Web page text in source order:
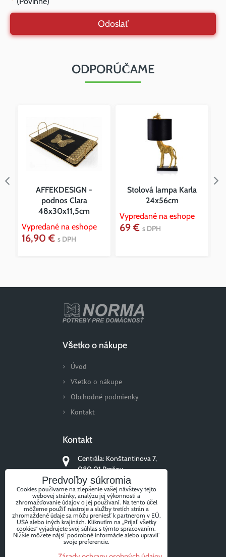
Odoslať
ODPORÚČAME
AFFEKDESIGN -
podnos Clara
48x30x11,5cm
Vypredané na eshope
16,90 € s DPH
Stolová lampa Karla
24x56cm
Vypredané na eshope
69 € s DPH
Všetko o nákupe
Úvod
Všetko o nákupe
Obchodné podmienky
Kontakt
Kontakt
Centrála: Konštantinova 7,
080 01 Prešov
+421 51/77 311 96
Sledujte nás
Predvoľby súkromia
Cookies používame na zlepšenie vašej návštevy tejto
webovej stránky, analýzu jej výkonnosti a
zhromažďovanie údajov o jej používaní. Na tento účel
môžeme použiť nástroje a služby tretích strán a
zhromaždené údaje sa môžu preniesť k partnerom v EÚ,
USA alebo iných krajinách. Kliknutím na „Prijať všetky
cookies“ vyjadrujete svoj súhlas s týmto spracovaním.
Nižšie môžete nájsť podrobné informácie alebo upraviť
svoje preferencie.